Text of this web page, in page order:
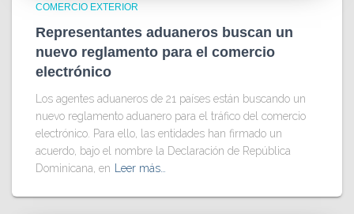
COMERCIO EXTERIOR
Representantes aduaneros buscan un
nuevo reglamento para el comercio
electrónico
Los agentes aduaneros de 21 países están buscando un
nuevo reglamento aduanero para el tráfico del comercio
electrónico. Para ello, las entidades han firmado un
acuerdo, bajo el nombre la Declaración de República
Dominicana, en
Leer más…